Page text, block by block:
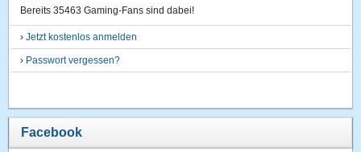
Bereits 35463 Gaming-Fans sind dabei!
›Jetzt kostenlos anmelden
› Passwort vergessen?
Facebook